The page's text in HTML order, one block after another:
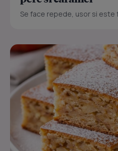
Se face repede, usor si este